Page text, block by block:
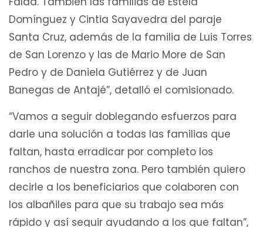
Domínguez y Cintia Sayavedra del paraje
Santa Cruz, además de la familia de Luis Torres
de San Lorenzo y las de Mario More de San
Pedro y de Daniela Gutiérrez y de Juan
Banegas de Antajé”, detalló el comisionado.
“Vamos a seguir doblegando esfuerzos para
darle una solución a todas las familias que
faltan, hasta erradicar por completo los
ranchos de nuestra zona. Pero también quiero
decirle a los beneficiarios que colaboren con
los albañiles para que su trabajo sea más
rápido y así seguir ayudando a los que faltan”,